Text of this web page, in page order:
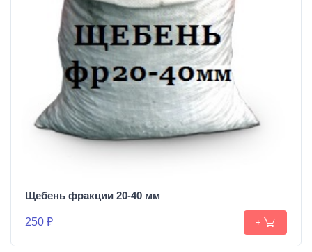
Щебень фракции 20-40 мм
250 ₽ +